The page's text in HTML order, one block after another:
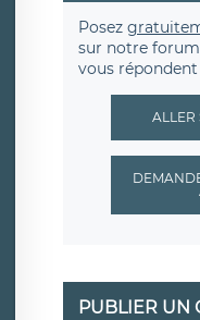
Posez
sur notre
vous
ALLER
PUBLIER UN